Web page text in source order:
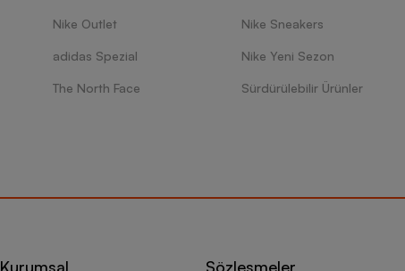
Nike Outlet
adidas Spezial
The North Face
Nike Sneakers
Nike Yeni Sezon
Sürdürülebilir Ürünler
Kurumsal Sözleşmeler